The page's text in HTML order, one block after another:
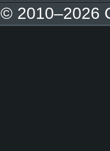
© 2010–2026